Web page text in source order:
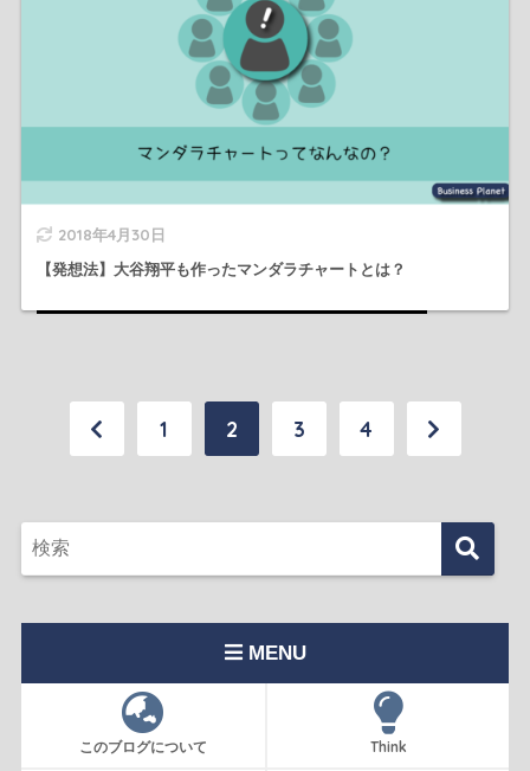
2018年4月30日
【発想法】大谷翔平も作ったマンダラチャートとは？
1 2 3 4
MENU
このブログについて Think